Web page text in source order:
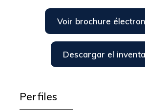
Voir brochure
Descargar el
Perfiles